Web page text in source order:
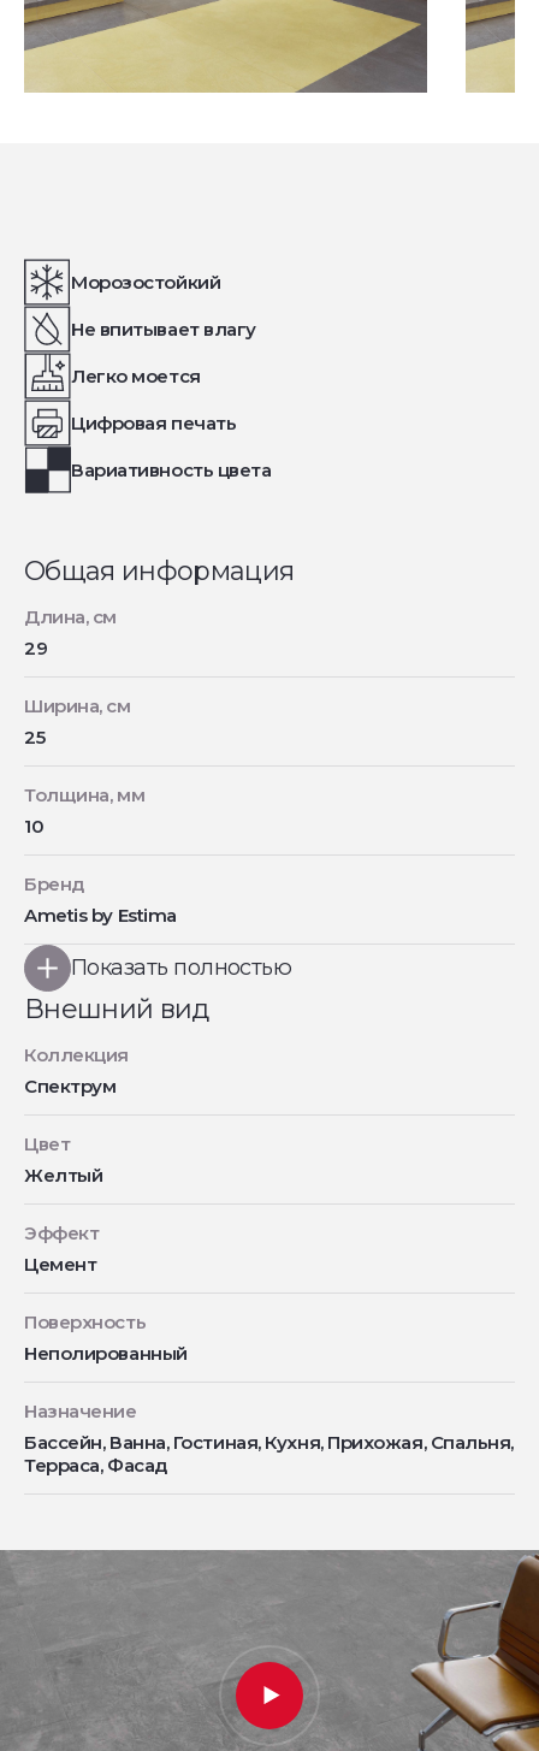
Морозостойкий
Не впитывает влагу
Легко моется
Цифровая печать
Вариативность цвета
Общая информация
Длина, см
29
Ширина, см
25
Толщина, мм
10
Бренд
Ametis by Estima
Показать полностью
Внешний вид
Коллекция
Спектрум
Цвет
Желтый
Эффект
Цемент
Поверхность
Неполированный
Назначение
Бассейн, Ванна, Гостиная, Кухня, Прихожая, Спальня,
Терраса, Фасад